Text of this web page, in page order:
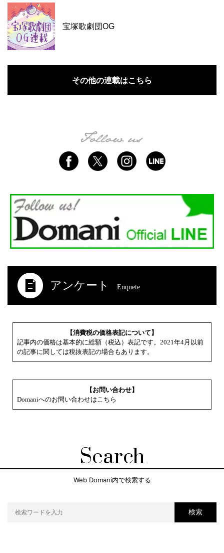
宝塚歌劇団OG
その他の連載はこちら
アンケート Enquete
【消費税の価格表記について】
記事内の価格は基本的に総額（税込）表記です。2021年4月以前
の記事に関しては税抜表記の場合もあります。
【お問い合わせ】
Domaniへのお問い合わせはこちら
Search
Web Domani内で検索する
検索